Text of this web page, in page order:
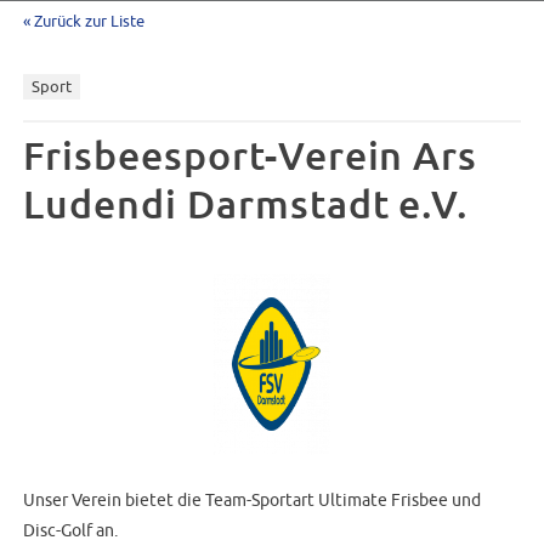
« Zurück zur Liste
Sport
Frisbeesport-Verein Ars
Ludendi Darmstadt e.V.
Unser Verein bietet die Team-Sportart Ultimate Frisbee und
Disc-Golf an.